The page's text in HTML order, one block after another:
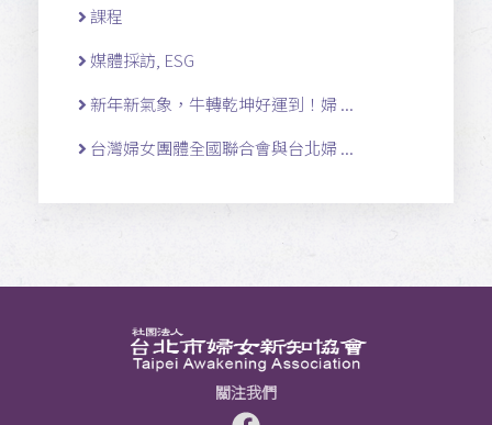
課程
媒體採訪, ESG
新年新氣象，牛轉乾坤好運到！婦 ...
台灣婦女團體全國聯合會與台北婦 ...
關注我們